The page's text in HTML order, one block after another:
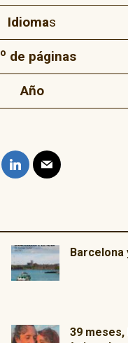
Idiomas
o de páginas
Año
Barcelona
39 meses,